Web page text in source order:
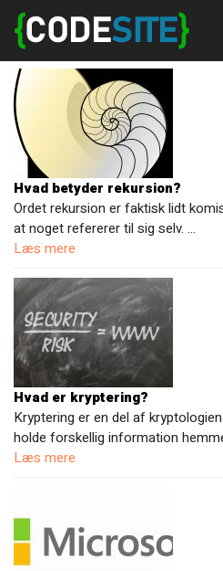
Hvad betyder rekursion?
Ordet rekursion er faktisk lidt
at noget refererer til sig selv. …
Læs mere
Hvad er kryptering?
Kryptering er en del af
holde forskellig information
Læs mere